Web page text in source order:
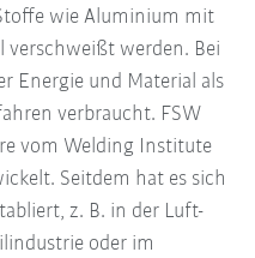
wie Aluminium mit
verschweißt werden. Bei
Energie und Material als
verbraucht. FSW
vom Welding Institute
Seitdem hat es sich
z. B. in der Luft-
oder im